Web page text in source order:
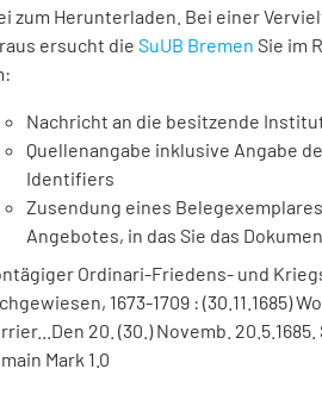
zum Herunterladen. Bei einer
ersucht die SuUB Bremen Sie im
Nachricht an die besitzende
Quellenangabe inklusive Angabe
Identifiers
Zusendung eines
Angebotes, in das Sie das
Ordinari-Friedens- und
1673-1709 :
20. (30.) Novemb.
Mark 1.0